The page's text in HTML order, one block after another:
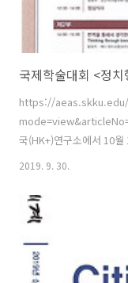
국제학술대회 <정
https://
국(HK+)연구소에서 10
다. ㅁ 일시: 2019년 10월
2019. 9. 30.